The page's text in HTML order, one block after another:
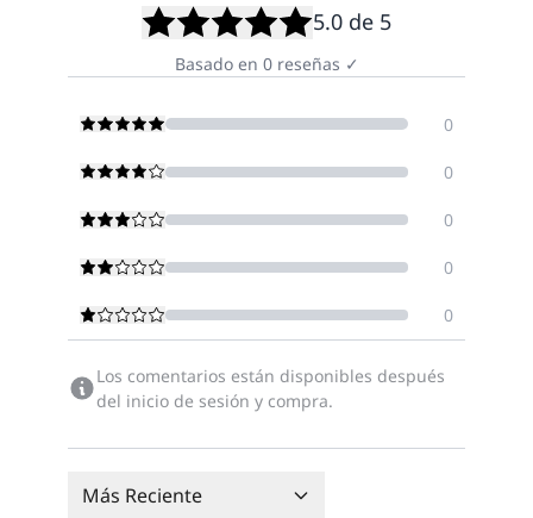
5.0 de 5
Basado en 0 reseñas ✓
0
0
0
0
0
Los comentarios están disponibles después
del inicio de sesión y compra.
Más Reciente